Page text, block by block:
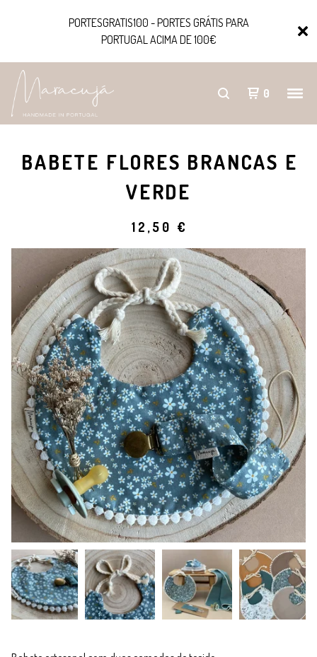
PORTESGRATIS100 - PORTES GRÁTIS PARA
PORTUGAL ACIMA DE 100€
0
BABETE FLORES BRANCAS E
VERDE
12,50 €